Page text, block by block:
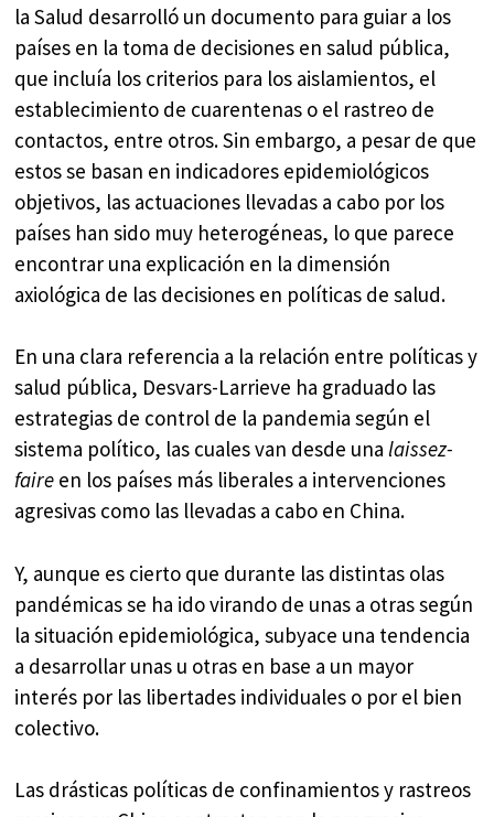
la Salud desarrolló un documento para guiar a los
países en la toma de decisiones en salud pública,
que incluía los criterios para los aislamientos, el
establecimiento de cuarentenas o el rastreo de
contactos, entre otros. Sin embargo, a pesar de que
estos se basan en indicadores epidemiológicos
objetivos, las actuaciones llevadas a cabo por los
países han sido muy heterogéneas, lo que parece
encontrar una explicación en la dimensión
axiológica de las decisiones en políticas de salud.
En una clara referencia a la relación entre políticas y
salud pública, Desvars-Larrieve ha graduado las
estrategias de control de la pandemia según el
sistema político, las cuales van desde unalaissez-
faire en los países más liberales a intervenciones
agresivas como las llevadas a cabo en China.
Y, aunque es cierto que durante las distintas olas
pandémicas se ha ido virando de unas a otras según
la situación epidemiológica, subyace una tendencia
a desarrollar unas u otras en base a un mayor
interés por las libertades individuales o por el bien
colectivo.
Las drásticas políticas de confinamientos y rastreos